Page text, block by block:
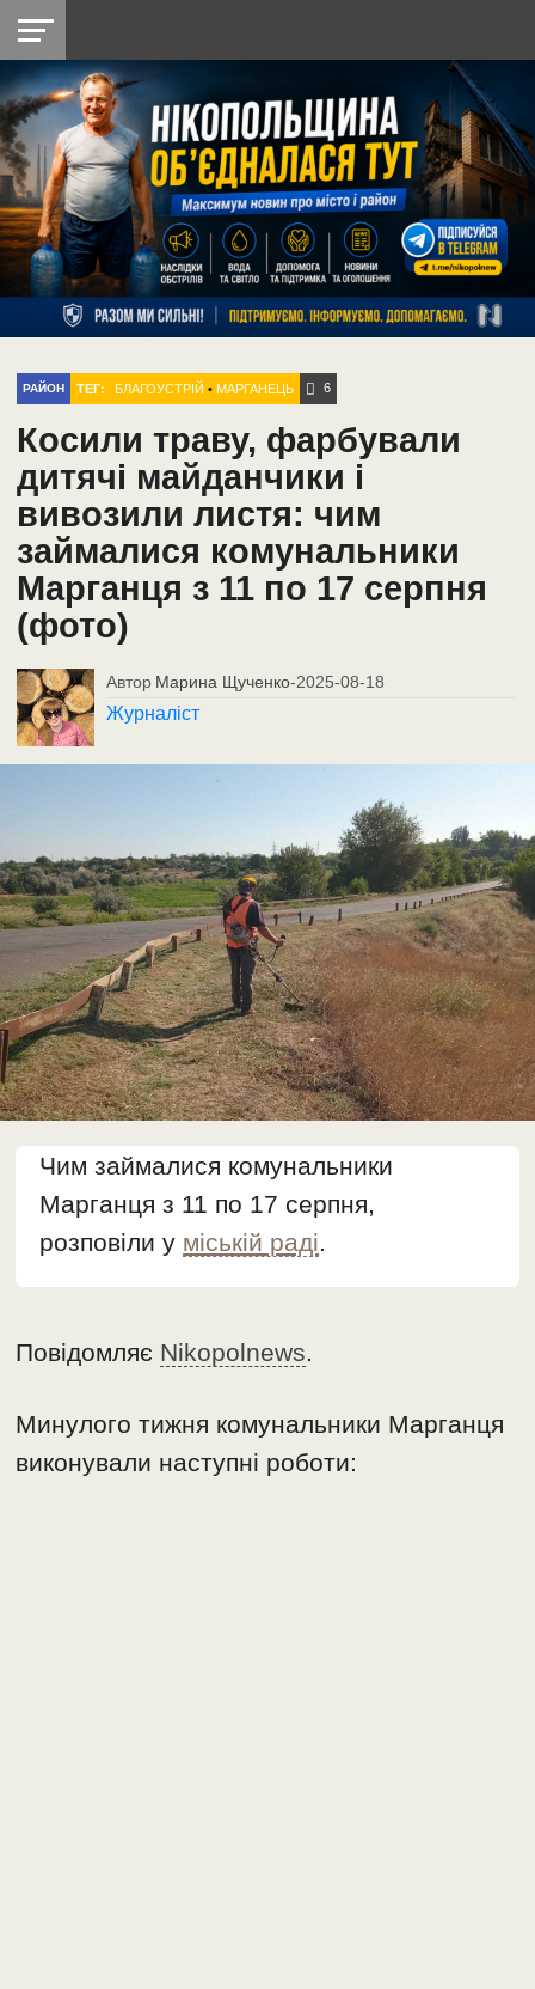
НІКОПОЛЬ
РАЙОН
СІЧЕСЛАВСЬКА
УКРАЇНА
РЕТРО
НІКОПОЛЬ
ЛАЙТ
УКРАЇНА
ДОПОМОГА
РАДІО
РАЙОН ТЕГ: БЛАГОУСТРІЙ •МАРГАНЕЦЬ 6
Косили траву, фарбували
дитячі майданчики і
вивозили листя: чим
займалися комунальники
Марганця з 11 по 17 серпня
(фото)
Автор Марина Щученко-2025-08-18
Журналіст
Чим займалися комунальники
Марганця з 11 по 17 серпня,
розповіли у міській раді.
Повідомляє Nikopolnews.
Минулого тижня комунальники Марганця
виконували наступні роботи: